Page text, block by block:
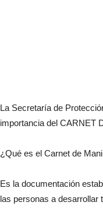
La Secretaría de
importancia del CARNET
¿Qué es el Carnet de
Es la documentación
las personas a desarrollar